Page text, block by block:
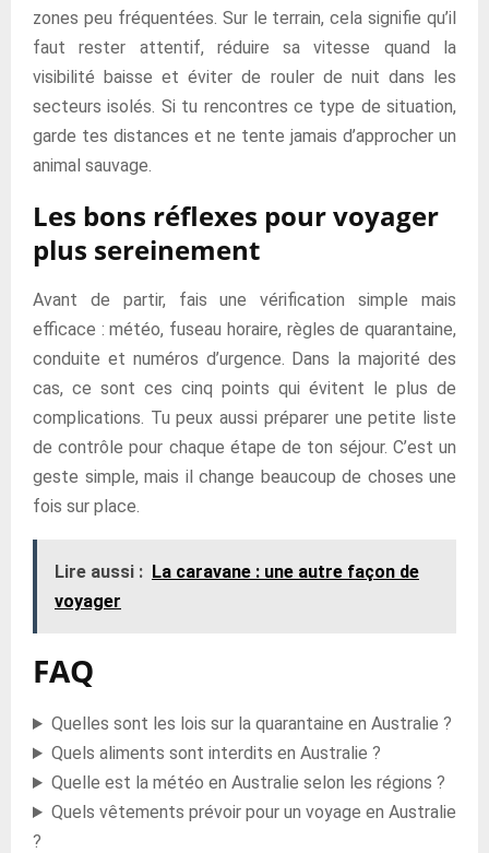
zones peu fréquentées. Sur le terrain, cela signifie qu’il
faut rester attentif, réduire sa vitesse quand la
visibilité baisse et éviter de rouler de nuit dans les
secteurs isolés. Si tu rencontres ce type de situation,
garde tes distances et ne tente jamais d’approcher un
animal sauvage.
Les bons réflexes pour voyager
plus sereinement
Avant de partir, fais une vérification simple mais
efficace : météo, fuseau horaire, règles de quarantaine,
conduite et numéros d’urgence. Dans la majorité des
cas, ce sont ces cinq points qui évitent le plus de
complications. Tu peux aussi préparer une petite liste
de contrôle pour chaque étape de ton séjour. C’est un
geste simple, mais il change beaucoup de choses une
fois sur place.
Lire aussi : La caravane : une autre façon de
voyager
FAQ
Quelles sont les lois sur la quarantaine en Australie ?
Quels aliments sont interdits en Australie ?
Quelle est la météo en Australie selon les régions ?
Quels vêtements prévoir pour un voyage en Australie
?